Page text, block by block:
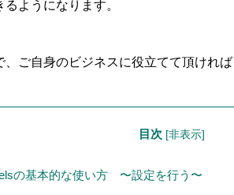
ようになります。
ご自身のビジネスに役立てて頂ければ
目次 [非表示]
の基本的な使い方 〜設定を行う〜